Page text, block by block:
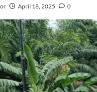
April 18, 2025 0